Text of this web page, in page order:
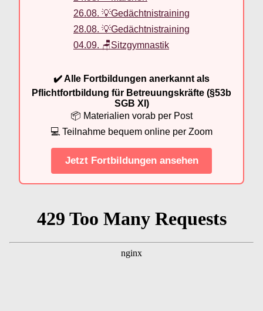
26.08. 💡Gedächtnistraining
28.08. 💡Gedächtnistraining
04.09. 🪑Sitzgymnastik
✔️ Alle Fortbildungen anerkannt als
Pflichtfortbildung für Betreuungskräfte (§53b
SGB XI)
📦 Materialien vorab per Post
💻 Teilnahme bequem online per Zoom
Jetzt Fortbildungen ansehen